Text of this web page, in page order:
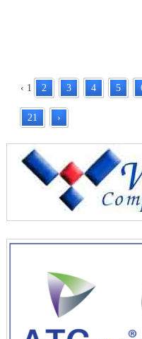
‹ 1 2 3 4 5
21 ›